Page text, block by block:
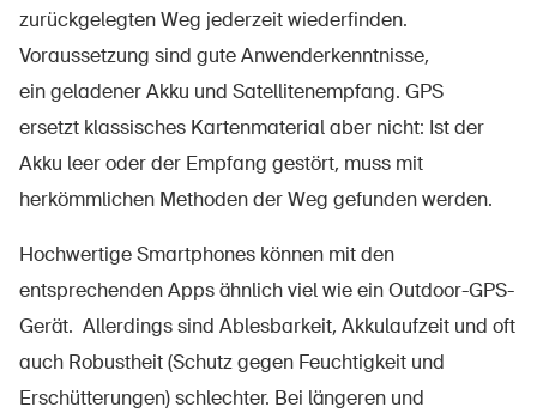
zurückgelegten Weg jederzeit wiederfinden.
Voraussetzung sind gute Anwenderkenntnisse,
eingeladenerAkku und Satellitenempfang. GPS
ersetzt klassisches Kartenmaterial aber nicht: Ist der
Akku leer oder der Empfang gestört, muss mit
herkömmlichen Methoden der Weg gefunden werden.
Hochwertige Smartphones können mit den
entsprechenden Appsähnlichviel wie ein Outdoor-GPS-
Gerät. Allerdings sind Ablesbarkeit, Akkulaufzeit und oft
auch Robustheit(Schutz gegen Feuchtigkeit und
Erschütterungen)schlechter. Bei längeren und